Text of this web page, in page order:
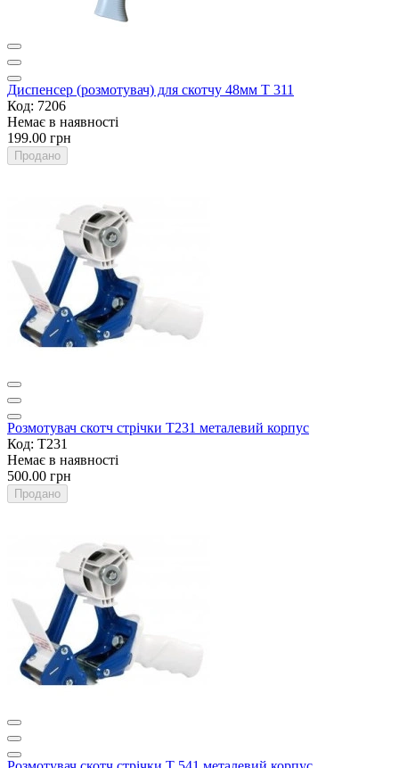
Диспенсер (розмотувач) для скотчу 48мм T 311
Код: 7206
Немає в наявності
199.00 грн
Продано
Розмотувач скотч стрічки T231 металевий корпус
Код: T231
Немає в наявності
500.00 грн
Продано